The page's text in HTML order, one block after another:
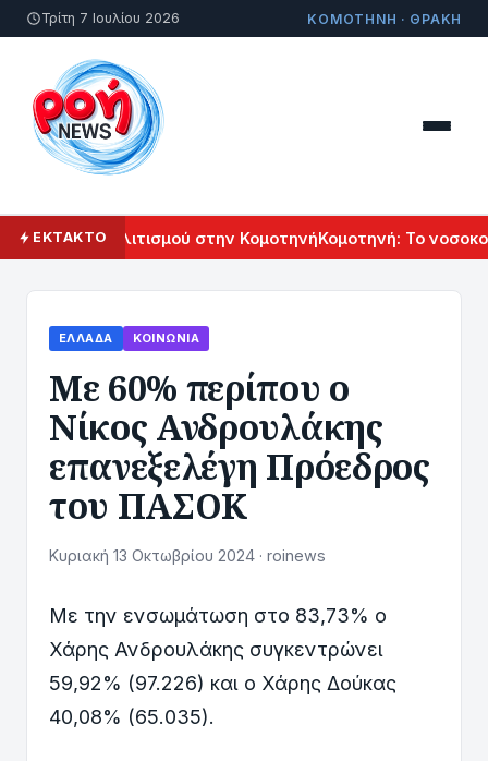
Τρίτη 7 Ιουλίου 2026 ΚΟΜΟΤΗΝΗ · ΘΡΑΚΗ
ΕΚΤΑΚΤΟΠολιτισμού στην ΚομοτηνήΚομοτηνή: Το
ΕΛΛΆΔΑ ΚΟΙΝΩΝΊΑ
Με 60% περίπου ο
Νίκος Ανδρουλάκης
επανεξελέγη Πρόεδρος
του ΠΑΣΟΚ
Κυριακή 13 Οκτωβρίου 2024 · roinews
Με την ενσωμάτωση στο 83,73% ο
Χάρης Ανδρουλάκης συγκεντρώνει
59,92% (97.226) και ο Χάρης Δούκας
40,08% (65.035).